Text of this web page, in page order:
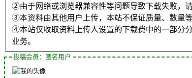
②由于网络或浏览器兼容性等问题导致下载失败，
③本资料由其他用户上传，本站不保证质量、数量
④本站仅收取资料上传人设置的下载费中的一部分
业务。
投稿会员：匿名用户